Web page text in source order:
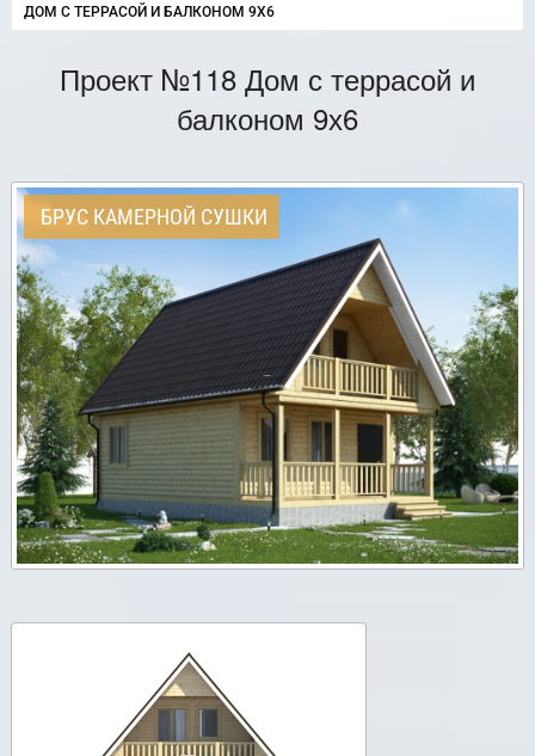
CURRENT:
ДОМ С ТЕРРАСОЙ И БАЛКОНОМ 9Х6
Проект №118 Дом с террасой и
балконом 9х6
БРУС КАМЕРНОЙ СУШКИ